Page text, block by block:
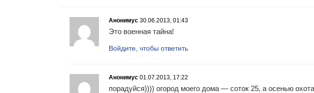
Анонимус 30.06.2013, 01:43
Это военная тайна!
Войдите, чтобы ответить
Анонимус 01.07.2013, 17:22
порадуйся)))) огород моего дома — соток 25, а осенью